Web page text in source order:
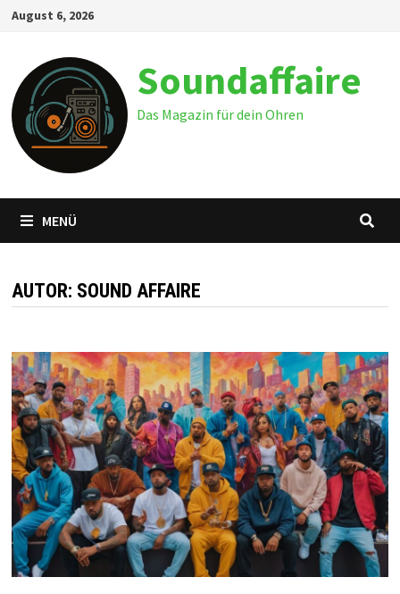
Zum
springen
August 6, 2026
Soundaffaire
Das Magazin für dein Ohren
MENÜ
AUTOR: SOUND AFFAIRE